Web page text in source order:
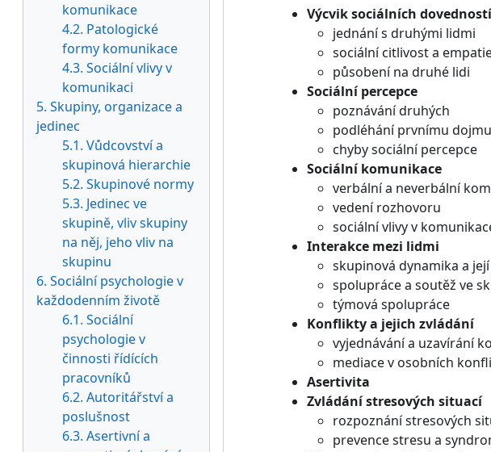
Výcvik sociálních dovedností
jednání s druhými lidmi
sociální citlivost a
působení na druhé lidi
Sociální percepce
poznávání druhých
podléhání prvnímu dojmu
chyby sociální percepce
Sociální komunikace
verbální a neverbální
vedení rozhovoru
sociální vlivy v
Interakce mezi lidmi
skupinová dynamika a
spolupráce a soutěž ve
týmová spolupráce
Konflikty a jejich zvládání
vyjednávání a uzavírání
mediace v osobních
Asertivita
Zvládání stresových situací
rozpoznání stresových
prevence stresu a
komunikace
4.2. Patologické
formy komunikace
4.3. Sociální vlivy v
komunikaci
5. Skupiny, organizace a
jedinec
5.1. Vůdcovství a
skupinová hierarchie
5.2. Skupinové normy
5.3. Jedinec ve
skupině, vliv skupiny
na něj, jeho vliv na
skupinu
6. Sociální psychologie v
každodenním životě
6.1. Sociální
psychologie v
činnosti řídících
pracovníků
6.2. Autoritářství a
poslušnost
6.3. Asertivní a